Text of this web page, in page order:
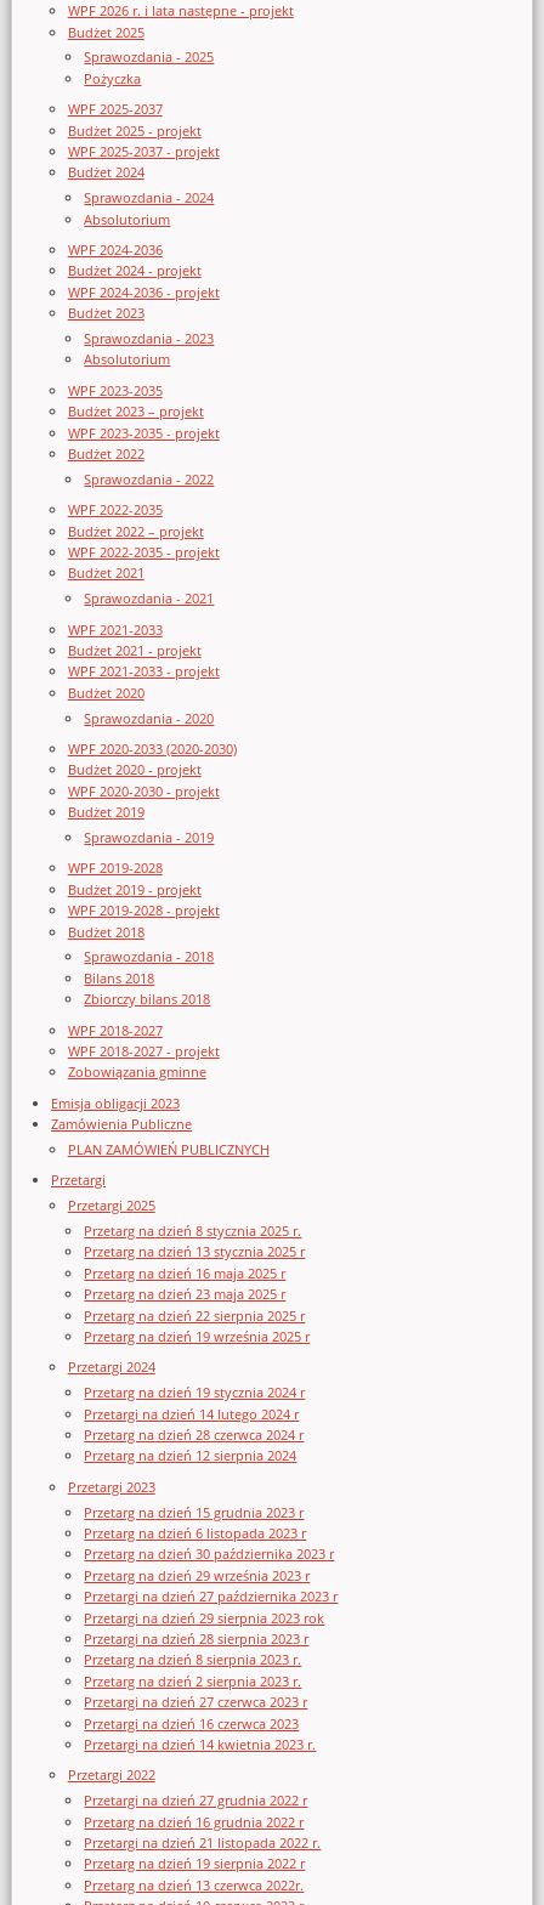
WPF 2026 r. i lata następne - projekt
Budżet 2025
Sprawozdania - 2025
Pożyczka
WPF 2025-2037
Budżet 2025 - projekt
WPF 2025-2037 - projekt
Budżet 2024
Sprawozdania - 2024
Absolutorium
WPF 2024-2036
Budżet 2024 - projekt
WPF 2024-2036 - projekt
Budżet 2023
Sprawozdania - 2023
Absolutorium
WPF 2023-2035
Budżet 2023 – projekt
WPF 2023-2035 - projekt
Budżet 2022
Sprawozdania - 2022
WPF 2022-2035
Budżet 2022 – projekt
WPF 2022-2035 - projekt
Budżet 2021
Sprawozdania - 2021
WPF 2021-2033
Budżet 2021 - projekt
WPF 2021-2033 - projekt
Budżet 2020
Sprawozdania - 2020
WPF 2020-2033 (2020-2030)
Budżet 2020 - projekt
WPF 2020-2030 - projekt
Budżet 2019
Sprawozdania - 2019
WPF 2019-2028
Budżet 2019 - projekt
WPF 2019-2028 - projekt
Budżet 2018
Sprawozdania - 2018
Bilans 2018
Zbiorczy bilans 2018
WPF 2018-2027
WPF 2018-2027 - projekt
Zobowiązania gminne
Emisja obligacji 2023
Zamówienia Publiczne
PLAN ZAMÓWIEŃ PUBLICZNYCH
Przetargi
Przetargi 2025
Przetarg na dzień 8 stycznia 2025 r.
Przetarg na dzień 13 stycznia 2025 r
Przetarg na dzień 16 maja 2025 r
Przetarg na dzień 23 maja 2025 r
Przetarg na dzień 22 sierpnia 2025 r
Przetarg na dzień 19 września 2025 r
Przetargi 2024
Przetarg na dzień 19 stycznia 2024 r
Przetargi na dzień 14 lutego 2024 r
Przetarg na dzień 28 czerwca 2024 r
Przetarg na dzień 12 sierpnia 2024
Przetargi 2023
Przetarg na dzień 15 grudnia 2023 r
Przetarg na dzień 6 listopada 2023 r
Przetarg na dzień 30 października 2023 r
Przetarg na dzień 29 września 2023 r
Przetargi na dzień 27 października 2023 r
Przetargi na dzień 29 sierpnia 2023 rok
Przetargi na dzień 28 sierpnia 2023 r
Przetarg na dzień 8 sierpnia 2023 r.
Przetarg na dzień 2 sierpnia 2023 r.
Przetargi na dzień 27 czerwca 2023 r
Przetargi na dzień 16 czerwca 2023
Przetargi na dzień 14 kwietnia 2023 r.
Przetargi 2022
Przetargi na dzień 27 grudnia 2022 r
Przetarg na dzień 16 grudnia 2022 r
Przetargi na dzień 21 listopada 2022 r.
Przetarg na dzień 19 sierpnia 2022 r
Przetarg na dzień 13 czerwca 2022r.